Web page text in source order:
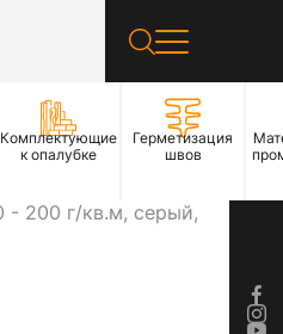
Комплектующие
к опалубке
Герметизация
швов